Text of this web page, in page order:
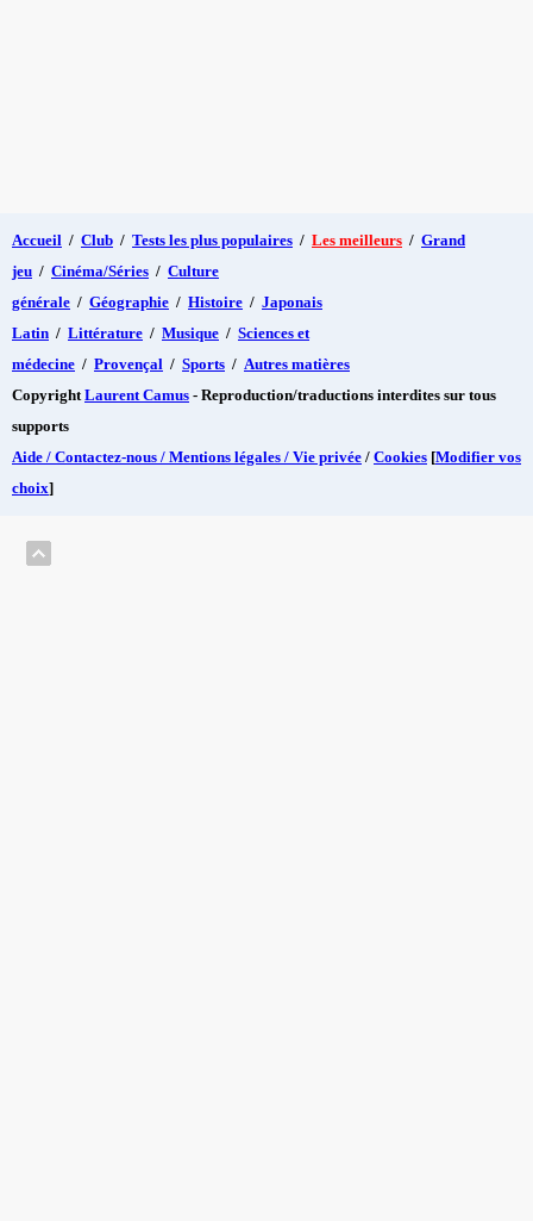
Accueil / Club / Tests les plus populaires / Les meilleurs / Grand
jeu / Cinéma/Séries / Culture
générale / Géographie / Histoire / Japonais
Latin / Littérature / Musique / Sciences et
médecine / Provençal / Sports / Autres matières
Copyright Laurent Camus - Reproduction/traductions interdites sur tous
supports
Aide / Contactez-nous / Mentions légales / Vie privée / Cookies [Modifier vos
choix]